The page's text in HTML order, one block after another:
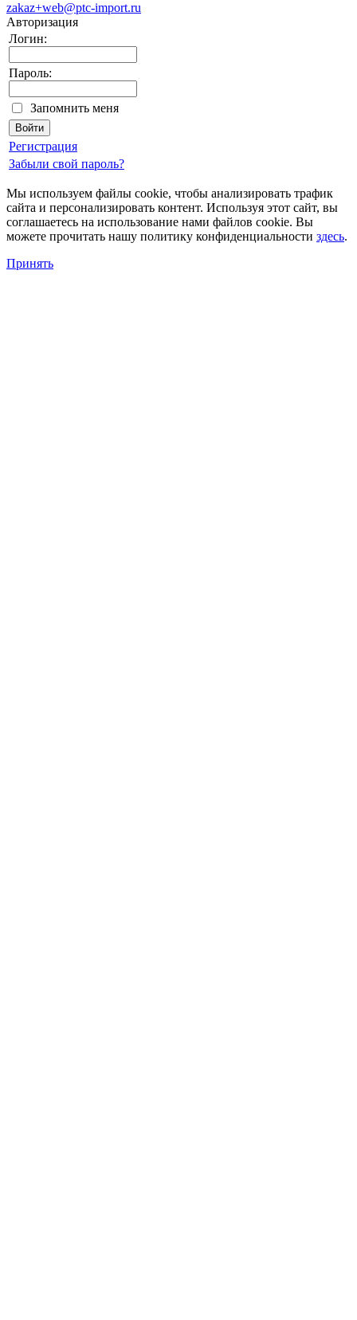
zakaz+web@ptc-import.ru
Авторизация
Логин:
Пароль:
Запомнить меня
Регистрация
Забыли свой пароль?
Мы используем файлы cookie, чтобы анализировать трафик
сайта и персонализировать контент. Используя этот сайт, вы
соглашаетесь на использование нами файлов cookie. Вы
можете прочитать нашу политику конфиденциальности здесь.
Принять